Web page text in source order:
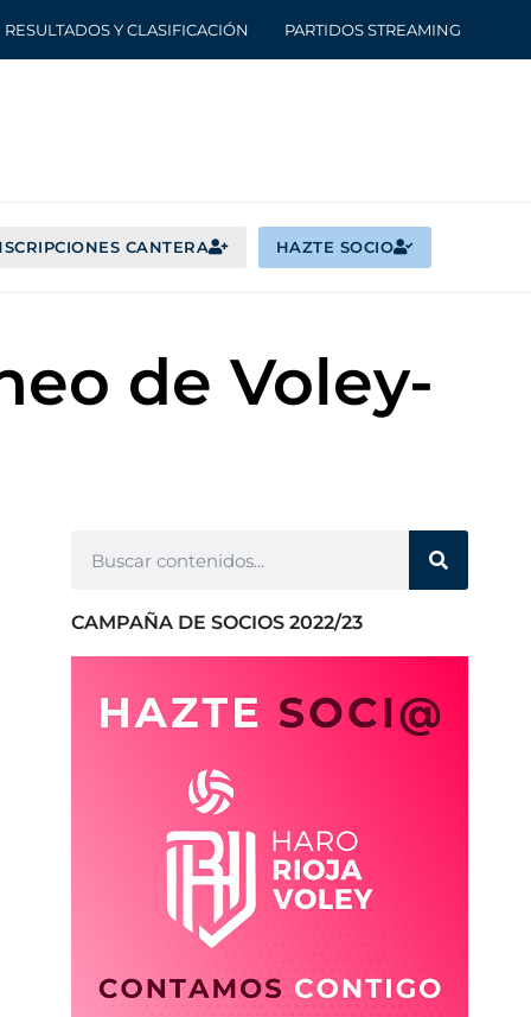
RESULTADOS Y CLASIFICACIÓN PARTIDOS STREAMING
CANTERA HAZTE SOCIO
de Voley-
CAMPAÑA DE SOCIOS 2022/23